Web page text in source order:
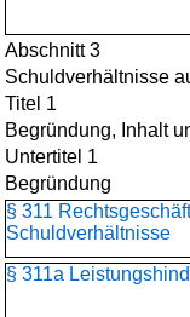
Abschnitt 3
Schuldverhältnisse
Titel 1
Begründung, Inhalt
Untertitel 1
Begründung
§ 311
Schuldverhältnisse
§ 311a